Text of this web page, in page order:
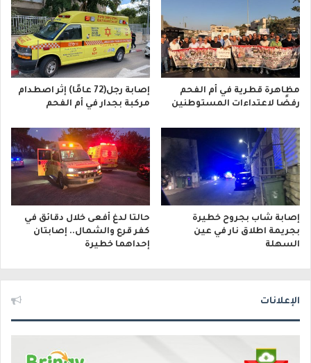
مظاهرة قطرية في أم الفحم
رفضًا لاعتداءات المستوطنين
إصابة رجل(72 عامًا) إثر اصطدام
مركبة بجدار في أم الفحم
إصابة شاب بجروح خطيرة
بجريمة اطلاق نار في عين
السهلة
حالتا لدغ أفعى خلال دقائق في
كفر قرع والشمال.. إصابتان
إحداهما خطيرة
الإعلانات